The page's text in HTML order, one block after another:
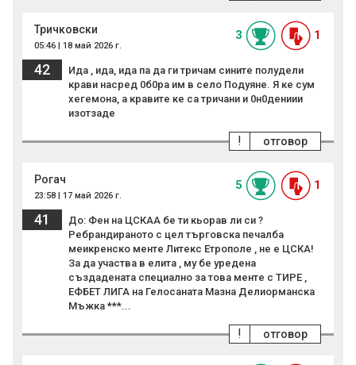
Тричковски
05:46 | 18 май 2026 г.
3 1
42
Ида , ида, ида па да ги тричам сините полудели
крави насред 0б0ра им в село Подуяне. Я ке сум
хегемона, а кравите ке са тричани и 0н0дениии
изотзаде
отговор
!
Рогач
23:58 | 17 май 2026 г.
5 1
41
До: Фен на ЦСКАА бе ти кьорав ли си ?
Ребрандираното с цел търговска печалба
меикренско менте Литекс Етрополе , не е ЦСКА!
За да участва в елита , му бе уредена
създадената специално за това менте с ТИРЕ ,
ЕФБЕТ ЛИГА на Гелосаната Мазна Делиорманска
Мъжка ***...
отговор
!